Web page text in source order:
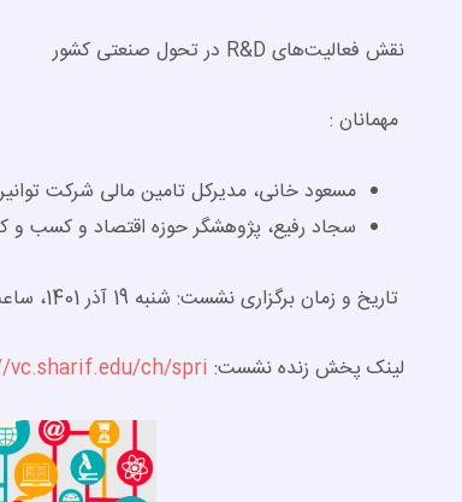
نقش فعالیت‌های R&D در تحول صنعتی کشور
مهمانان :
مسعود خانی، مدیرکل تامین مالی شرکت توانیر
سجاد رفیع، پژوهشگر حوزه اقتصاد و کسب و
تاریخ و زمان برگزاری نشست: شنبه 19 آذر 1401، ساعت 16:00
لینک پخش زنده نشست: vc.sharif.edu/ch/spri